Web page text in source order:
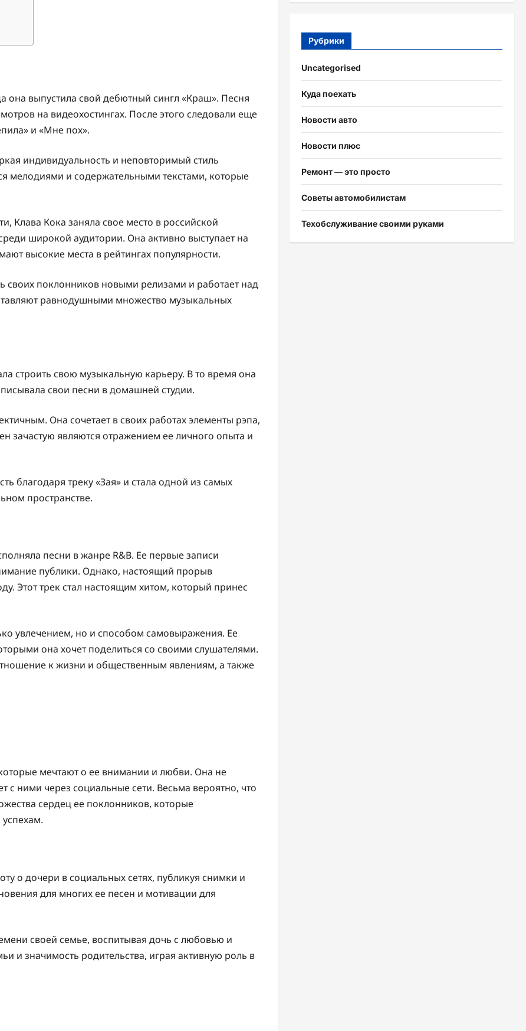
она выпустила свой дебютный сингл «Краш». Песня
на видеохостингах. После этого следовали еще
и «Мне пох».
индивидуальность и неповторимый стиль
мелодиями и содержательными текстами, которые
Клава Кока заняла свое место в российской
широкой аудитории. Она активно выступает на
высокие места в рейтингах популярности.
своих поклонников новыми релизами и работает над
равнодушными множество музыкальных
строить свою музыкальную карьеру. В то время она
свои песни в домашней студии.
Она сочетает в своих работах элементы рэпа,
зачастую являются отражением ее личного опыта и
благодаря треку «Зая» и стала одной из самых
пространстве.
песни в жанре R&B. Ее первые записи
публики. Однако, настоящий прорыв
Этот трек стал настоящим хитом, который принес
увлечением, но и способом самовыражения. Ее
она хочет поделиться со своими слушателями.
к жизни и общественным явлениям, а также
мечтают о ее внимании и любви. Она не
с ними через социальные сети. Весьма вероятно, что
сердец ее поклонников, которые
о дочери в социальных сетях, публикуя снимки и
для многих ее песен и мотивации для
своей семье, воспитывая дочь с любовью и
и значимость родительства, играя активную роль в
Рубрики
Uncategorised
Куда поехать
Новости авто
Новости плюс
Ремонт — это просто
Советы автомобилистам
Техобслуживание своими руками